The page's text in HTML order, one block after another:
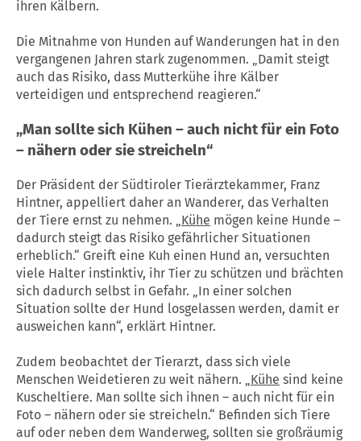
ihren Kälbern.
Die Mitnahme von Hunden auf Wanderungen hat in den
vergangenen Jahren stark zugenommen. „Damit steigt
auch das Risiko, dass Mutterkühe ihre Kälber
verteidigen und entsprechend reagieren.“
„Man sollte sich Kühen – auch nicht für ein Foto
– nähern oder sie streicheln“
Der Präsident der Südtiroler Tierärztekammer, Franz
Hintner, appelliert daher an Wanderer, das Verhalten
der Tiere ernst zu nehmen. „ Kühe mögen keine Hunde –
dadurch steigt das Risiko gefährlicher Situationen
erheblich.“ Greift eine Kuh einen Hund an, versuchten
viele Halter instinktiv, ihr Tier zu schützen und brächten
sich dadurch selbst in Gefahr. „In einer solchen
Situation sollte der Hund losgelassen werden, damit er
ausweichen kann“, erklärt Hintner.
Zudem beobachtet der Tierarzt, dass sich viele
Menschen Weidetieren zu weit nähern. „ Kühe sind keine
Kuscheltiere. Man sollte sich ihnen – auch nicht für ein
Foto – nähern oder sie streicheln.“ Befinden sich Tiere
auf oder neben dem Wanderweg, sollten sie großräumig